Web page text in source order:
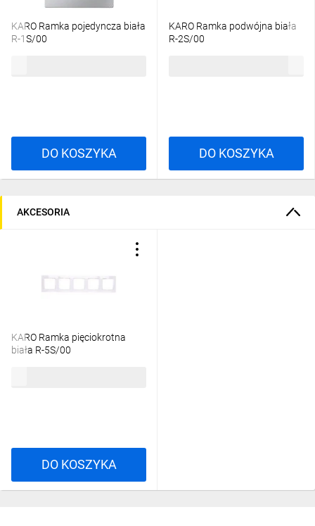
KARO Ramka pojedyncza biała
R-1S/00
DO KOSZYKA
KARO Ramka podwójna biała
R-2S/00
DO KOSZYKA
AKCESORIA
KARO Ramka pięciokrotna
biała R-5S/00
DO KOSZYKA